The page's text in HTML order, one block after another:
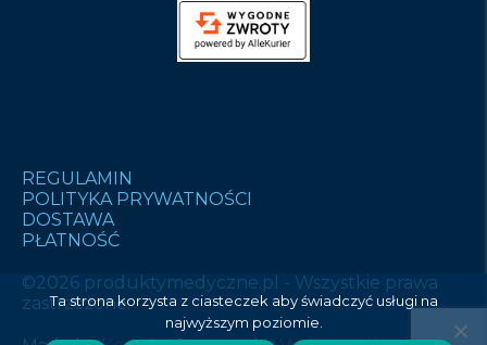
REGULAMIN
POLITYKA PRYWATNOŚCI
DOSTAWA
PŁATNOŚĆ
©2026 produktymedyczne.pl - Wszystkie prawa
zastrzeżone.
Ta strona korzysta z ciasteczek aby świadczyć usługi na
najwyższym poziomie.